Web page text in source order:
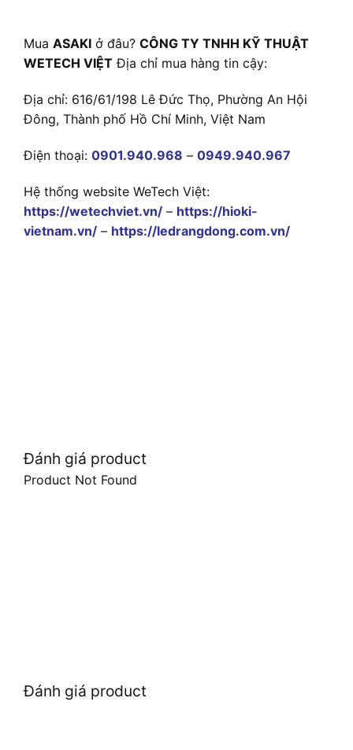
Mua ASAKI ở đâu? CÔNG TY TNHH KỸ THUẬT
WETECH VIỆT Địa chỉ mua hàng tin cậy:
Địa chỉ: 616/61/198 Lê Đức Thọ, Phường An Hội
Đông, Thành phố Hồ Chí Minh, Việt Nam
Điện thoại: 0901.940.968 – 0949.940.967
Hệ thống website WeTech Việt:
https://wetechviet.vn/ – https://hioki-
vietnam.vn/ – https://ledrangdong.com.vn/
Đánh giá product
Product Not Found
Đánh giá product